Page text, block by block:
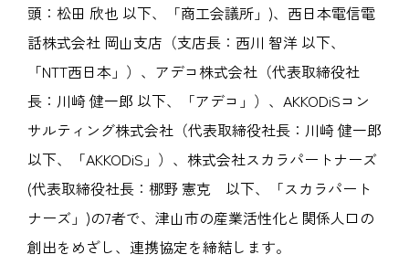
頭：松田 欣也 以下、「商工会議所」)、西日本電信電
話株式会社 岡山支店（支店長：西川 智洋 以下、
「NTT西日本」）、アデコ株式会社（代表取締役社
長：川崎 健一郎 以下、「アデコ」）、AKKODiSコン
サルティング株式会社（代表取締役社長：川崎 健一郎
以下、「AKKODiS」）、株式会社スカラパートナーズ
(代表取締役社長：梛野 憲克 以下、「スカラパート
ナーズ」)の7者で、津山市の産業活性化と関係人口の
創出をめざし、連携協定を締結します。